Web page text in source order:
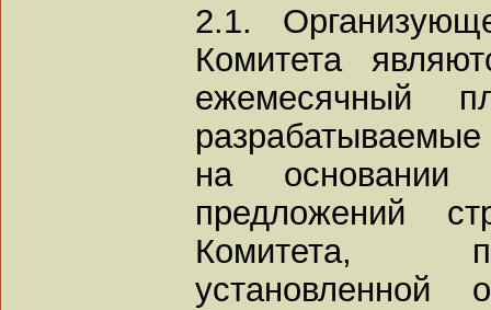
2.1.
Комитета
ежемесячный
на основании
предложений
Комитета,
установленной